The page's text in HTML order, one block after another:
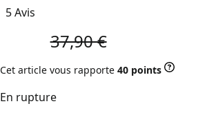
5 Avis
37,90 €
Cet article vous rapporte 40 points
En rupture